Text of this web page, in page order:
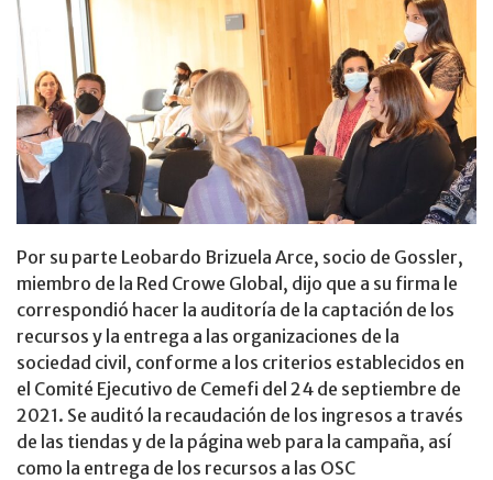
Por su parte Leobardo Brizuela Arce, socio de Gossler,
miembro de la Red Crowe Global, dijo que a su firma le
correspondió hacer la auditoría de la captación de los
recursos y la entrega a las organizaciones de la
sociedad civil, conforme a los criterios establecidos en
el Comité Ejecutivo de Cemefi del 24 de septiembre de
2021. Se auditó la recaudación de los ingresos a través
de las tiendas y de la página web para la campaña, así
como la entrega de los recursos a las OSC